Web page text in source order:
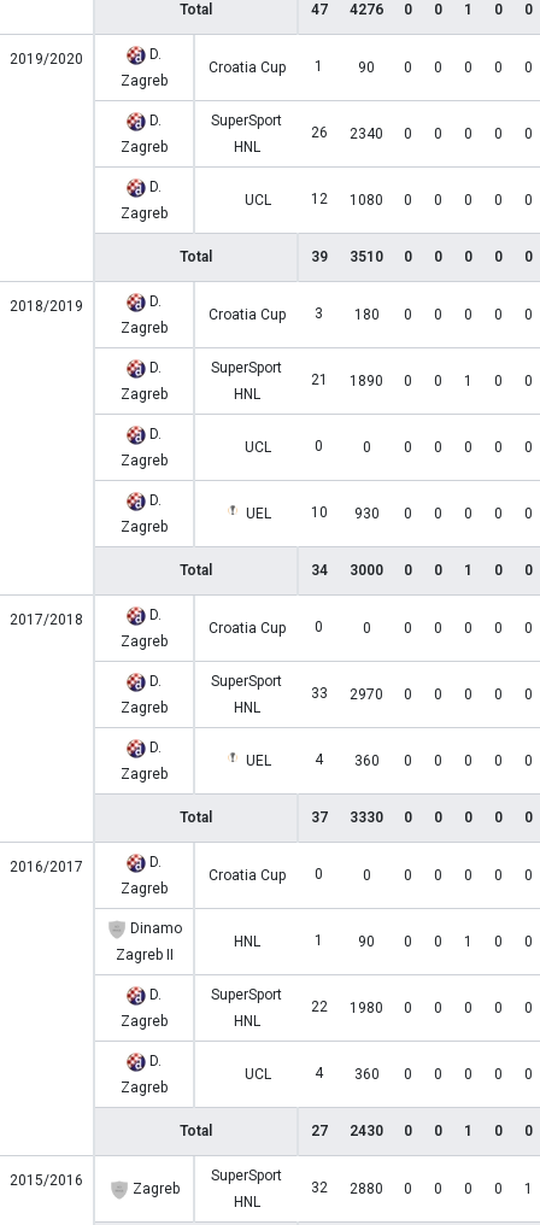
Total 47 4276 0 0 1 0 0
2019/2020
D.
Zagreb
Croatia Cup 1 90 0 0 0 0 0
D.
Zagreb
SuperSport
HNL
26 2340 0 0 0 0 0
D.
Zagreb
UCL 12 1080 0 0 0 0 0
Total 39 3510 0 0 0 0 0
2018/2019
D.
Zagreb
Croatia Cup 3 180 0 0 0 0 0
D.
Zagreb
SuperSport
HNL
21 1890 0 0 1 0 0
D.
Zagreb
UCL 0 0 0 0 0 0 0
D.
Zagreb
UEL 10 930 0 0 0 0 0
Total 34 3000 0 0 1 0 0
2017/2018
D.
Zagreb
Croatia Cup 0 0 0 0 0 0 0
D.
Zagreb
SuperSport
HNL
33 2970 0 0 0 0 0
D.
Zagreb
UEL 4 360 0 0 0 0 0
Total 37 3330 0 0 0 0 0
2016/2017
D.
Zagreb
Croatia Cup 0 0 0 0 0 0 0
Dinamo
Zagreb II
HNL 1 90 0 0 1 0 0
D.
Zagreb
SuperSport
HNL
22 1980 0 0 0 0 0
D.
Zagreb
UCL 4 360 0 0 0 0 0
Total 27 2430 0 0 1 0 0
2015/2016 Zagreb
SuperSport
HNL
32 2880 0 0 0 0 1